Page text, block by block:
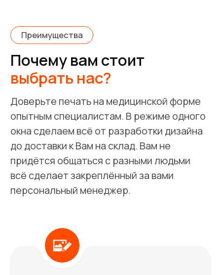
Всего5 шаговдо
идеальной медицинской
формы
Этапы работы
На всех этапах производства Ваш
персональный менеджер ответит на
Оставьте заявку
Оставьте заявку, и мы в
кратчайшие сроки просчитаем